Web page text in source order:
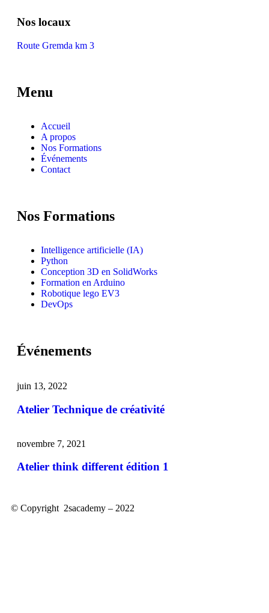
Nos locaux
Route Gremda km 3
Menu
Accueil
A propos
Nos Formations
Événements
Contact
Nos Formations
Intelligence artificielle (IA)
Python
Conception 3D en SolidWorks
Formation en Arduino
Robotique lego EV3
DevOps
Événements
juin 13, 2022
Atelier Technique de créativité
novembre 7, 2021
Atelier think different édition 1
© Copyright 2sacademy – 2022